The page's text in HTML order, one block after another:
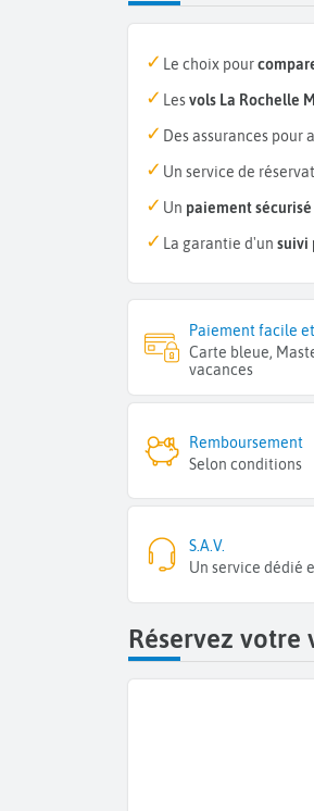
Le choix pour
Lesvols La Rochelle
Des assurances pour
Un service de
Un paiement sécurisé
La garantie d'un suivi
Paiement facile
Carte bleue,
vacances
Remboursement
Selon conditions
S.A.V.
Un service dédié
Réservez votre